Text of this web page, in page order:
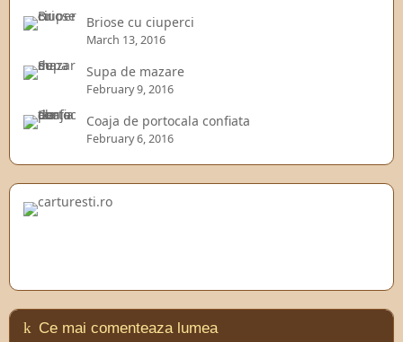
Briose cu ciuperci
March 13, 2016
Supa de mazare
February 9, 2016
Coaja de portocala confiata
February 6, 2016
Ce mai comenteaza lumea